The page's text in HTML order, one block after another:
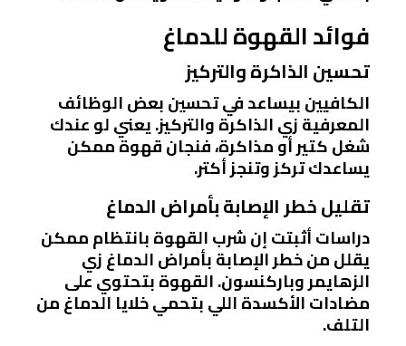
فوائد القهوة للدماغ
تحسين الذاكرة والتركيز
الكافيين بيساعد في تحسين بعض الوظائف
المعرفية زي الذاكرة والتركيز. يعني لو عندك
شغل كتير أو مذاكرة، فنجان قهوة ممكن
يساعدك تركز وتنجز أكتر.
تقليل خطر الإصابة بأمراض الدماغ
دراسات أثبتت إن شرب القهوة بانتظام ممكن
يقلل من خطر الإصابة بأمراض الدماغ زي
الزهايمر وباركنسون. القهوة بتحتوي على
مضادات الأكسدة اللي بتحمي خلايا الدماغ من
التلف.